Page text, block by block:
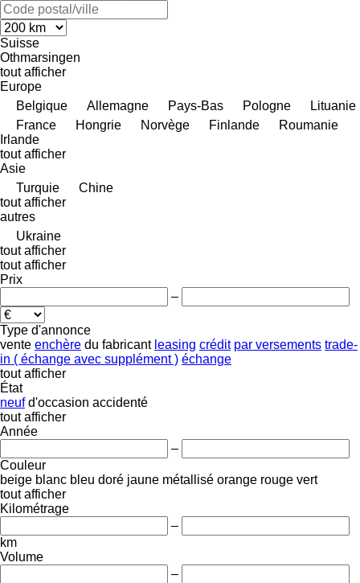
Suisse
Othmarsingen
tout afficher
Europe
Belgique
Allemagne Pays-Bas Pologne
Lituanie
France
Hongrie Norvège Finlande
Roumanie
Irlande
tout afficher
Asie
Turquie
Chine
tout afficher
autres
Ukraine
tout afficher
tout afficher
Prix
–
Type d'annonce
vente enchère du fabricant leasing crédit par versements trade-
in ( échange avec supplément ) échange
tout afficher
État
neuf d'occasion accidenté
tout afficher
Année
–
Couleur
beige blanc bleu doré jaune métallisé orange rouge vert
tout afficher
Kilométrage
–
km
Volume
–